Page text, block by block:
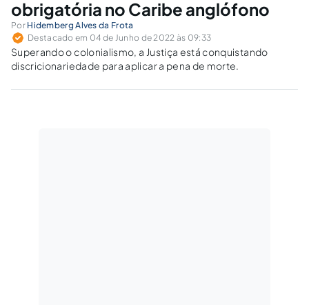
obrigatória no Caribe anglófono
Por Hidemberg Alves da Frota
Destacado em 04 de Junho de 2022 às 09:33
Superando o colonialismo, a Justiça está conquistando
discricionariedade para aplicar a pena de morte.